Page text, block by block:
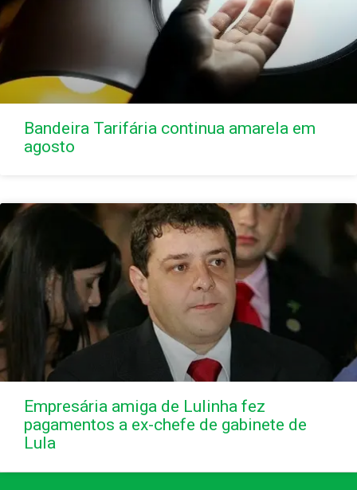
Bandeira Tarifária continua amarela em
agosto
Empresária amiga de Lulinha fez
pagamentos a ex-chefe de gabinete de
Lula